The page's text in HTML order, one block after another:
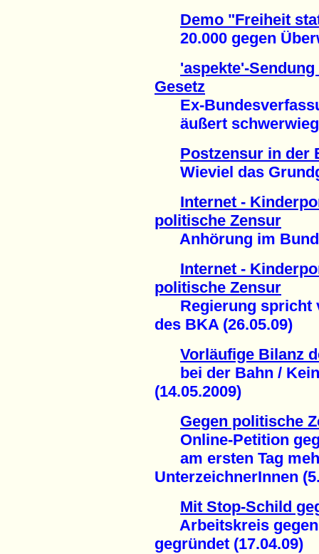
Demo "Freiheit
20.000 gegen
'aspekte'-
Gesetz
Ex-
äußert
Postzensur in der
Wieviel das
Internet -
politische Zensur
Anhörung im
Internet -
politische Zensur
Regierung spricht
des BKA (26.05.09)
Vorläufige Bilanz
bei der Bahn /
(14.05.2009)
Gegen politische
Online-Petition
am ersten Tag
UnterzeichnerInnen
Mit Stop-Schild
Arbeitskreis gegen
gegründet (17.04.09)